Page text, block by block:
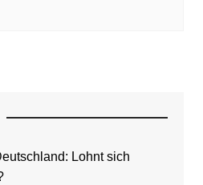
Lohnt sich